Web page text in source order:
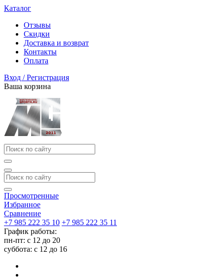
Каталог
Отзывы
Скидки
Доставка и возврат
Контакты
Оплата
Вход / Регистрация
Ваша корзина
Просмотренные
Избранное
Сравнение
+7 985 222 35 10 +7 985 222 35 11
График работы:
пн-пт: с 12 до 20
суббота: c 12 до 16